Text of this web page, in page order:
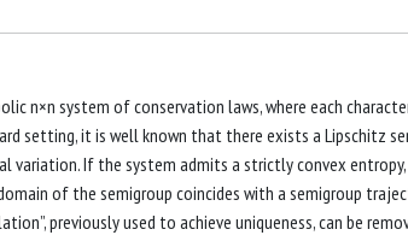
n×n system of conservation laws, where each
setting, it is well known that there exists a Lipschitz
If the system admits a strictly convex
of the semigroup coincides with a semigroup
previously used to achieve uniqueness, can be